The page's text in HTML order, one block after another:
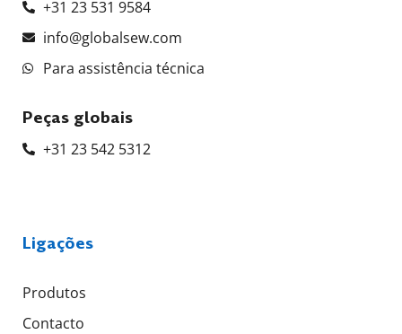
+31 23 531 9584
info@globalsew.com
Para assistência técnica
Peças globais
+31 23 542 5312
Ligações
Produtos
Contacto